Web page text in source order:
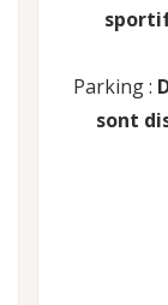
Parking :
sont